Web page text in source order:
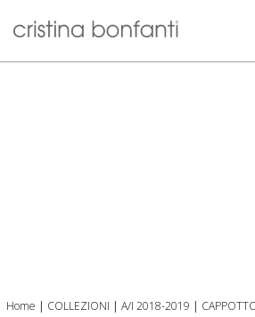
Home | COLLEZIONI | A/I 2018-2019 |